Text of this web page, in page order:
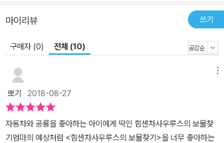
마이리뷰 쓰기
구매자 (0) 전체 (10)
뽀기 2018-08-27
자동차와 공룡을 좋아하는 아이에게 딱인 힘센차사우루스의 보물찾
기엄마의 예상처럼 <힘센차사우루스의 보물찾기>을 너무 좋아하는